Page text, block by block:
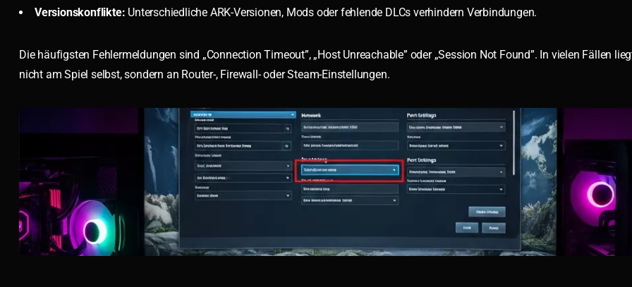
Versionskonflikte: Unterschiedliche ARK-Versionen, Mods oder fehlende DLCs verhindern Verbindungen.
Die häufigsten Fehlermeldungen sind „Connection Timeout”, „Host Unreachable” oder „Session Not Found”. In vielen Fällen
nicht am Spiel selbst, sondern an Router-, Firewall- oder Steam-Einstellungen.